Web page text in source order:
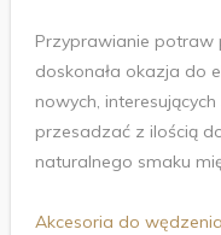
Przyprawianie potraw
doskonała okazja do
nowych,
przesadzać z ilością
naturalnego smaku
Akcesoria do wędzenia